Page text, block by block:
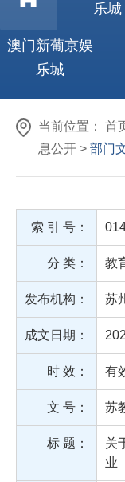
乐城
澳门新葡京娱
乐城
当前位置： 首
息公开 > 部门
索 引 号：
分 类： 教
发布机构： 苏
成文日期：
时 效： 有
文 号： 苏
标 题：
关
业